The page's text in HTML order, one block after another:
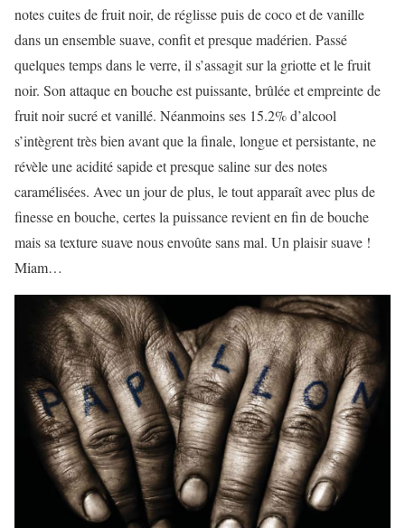
notes cuites de fruit noir, de réglisse puis de coco et de vanille
dans un ensemble suave, confit et presque madérien. Passé
quelques temps dans le verre, il s’assagit sur la griotte et le fruit
noir. Son attaque en bouche est puissante, brûlée et empreinte de
fruit noir sucré et vanillé. Néanmoins ses 15.2% d’alcool
s’intègrent très bien avant que la finale, longue et persistante, ne
révèle une acidité sapide et presque saline sur des notes
caramélisées. Avec un jour de plus, le tout apparaît avec plus de
finesse en bouche, certes la puissance revient en fin de bouche
mais sa texture suave nous envoûte sans mal. Un plaisir suave !
Miam…